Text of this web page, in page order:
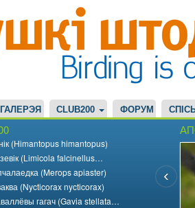
ГАЛЕРЭЯ CLUB200 ФОРУМ
(Himantopus himantopus)
(Limicola falcinellus…
(Merops apiaster)
(Nycticorax nycticorax)
гагач (Gavia stellata…